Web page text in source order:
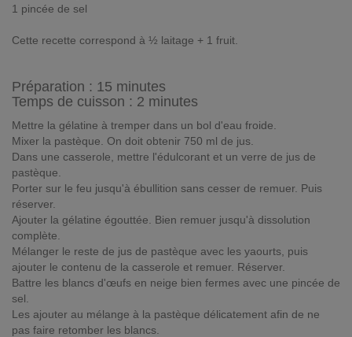
1 pincée de sel
Cette recette correspond à ½ laitage + 1 fruit.
Préparation : 15 minutes
Temps de cuisson : 2 minutes
Mettre la gélatine à tremper dans un bol d'eau froide.
Mixer la pastèque. On doit obtenir 750 ml de jus.
Dans une casserole, mettre l'édulcorant et un verre de jus de
pastèque.
Porter sur le feu jusqu'à ébullition sans cesser de remuer. Puis
réserver.
Ajouter la gélatine égouttée. Bien remuer jusqu'à dissolution
complète.
Mélanger le reste de jus de pastèque avec les yaourts, puis
ajouter le contenu de la casserole et remuer. Réserver.
Battre les blancs d'œufs en neige bien fermes avec une pincée de
sel.
Les ajouter au mélange à la pastèque délicatement afin de ne
pas faire retomber les blancs.